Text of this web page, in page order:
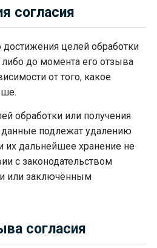
согласия
достижения целей обработки
до момента его отзыва
от того, какое
обработки или получения
подлежат удалению
их дальнейшее хранение не
с законодательством
или заключённым
согласия